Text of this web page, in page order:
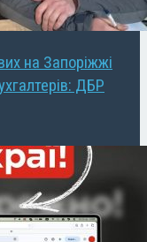
на Запоріжжі
ДБР